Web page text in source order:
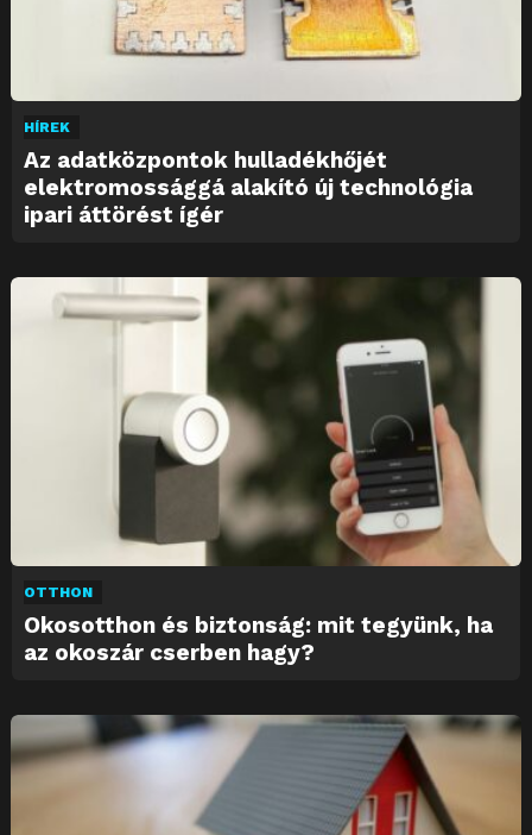
HÍREK
Az adatközpontok hulladékhőjét
elektromossággá alakító új technológia
ipari áttörést ígér
OTTHON
Okosotthon és biztonság: mit tegyünk, ha
az okoszár cserben hagy?